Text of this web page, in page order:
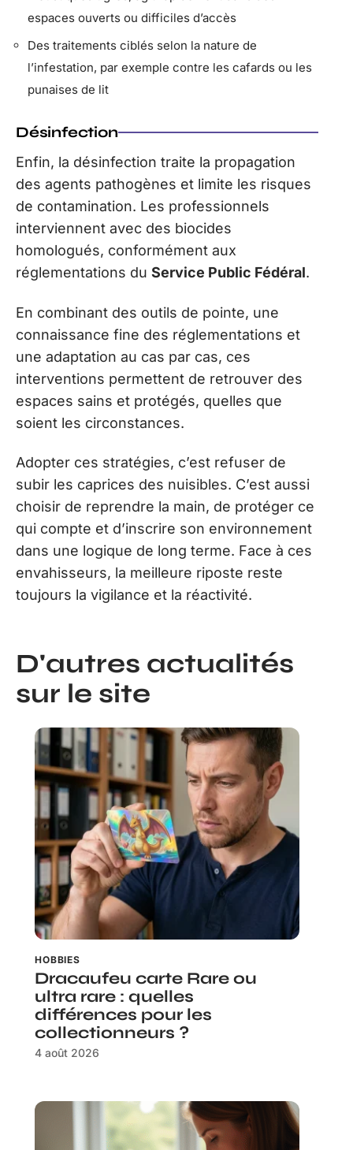
espaces ouverts ou difficiles d’accès
Des traitements ciblés selon la nature de
l’infestation, par exemple contre les cafards ou les
punaises de lit
Désinfection
Enfin, la désinfection traite la propagation
des agents pathogènes et limite les risques
de contamination. Les professionnels
interviennent avec des biocides
homologués, conformément aux
réglementations du Service Public Fédéral.
En combinant des outils de pointe, une
connaissance fine des réglementations et
une adaptation au cas par cas, ces
interventions permettent de retrouver des
espaces sains et protégés, quelles que
soient les circonstances.
Adopter ces stratégies, c’est refuser de
subir les caprices des nuisibles. C’est aussi
choisir de reprendre la main, de protéger ce
qui compte et d’inscrire son environnement
dans une logique de long terme. Face à ces
envahisseurs, la meilleure riposte reste
toujours la vigilance et la réactivité.
D'autres actualités
sur le site
HOBBIES
Dracaufeu carte Rare ou
ultra rare : quelles
différences pour les
collectionneurs ?
4 août 2026